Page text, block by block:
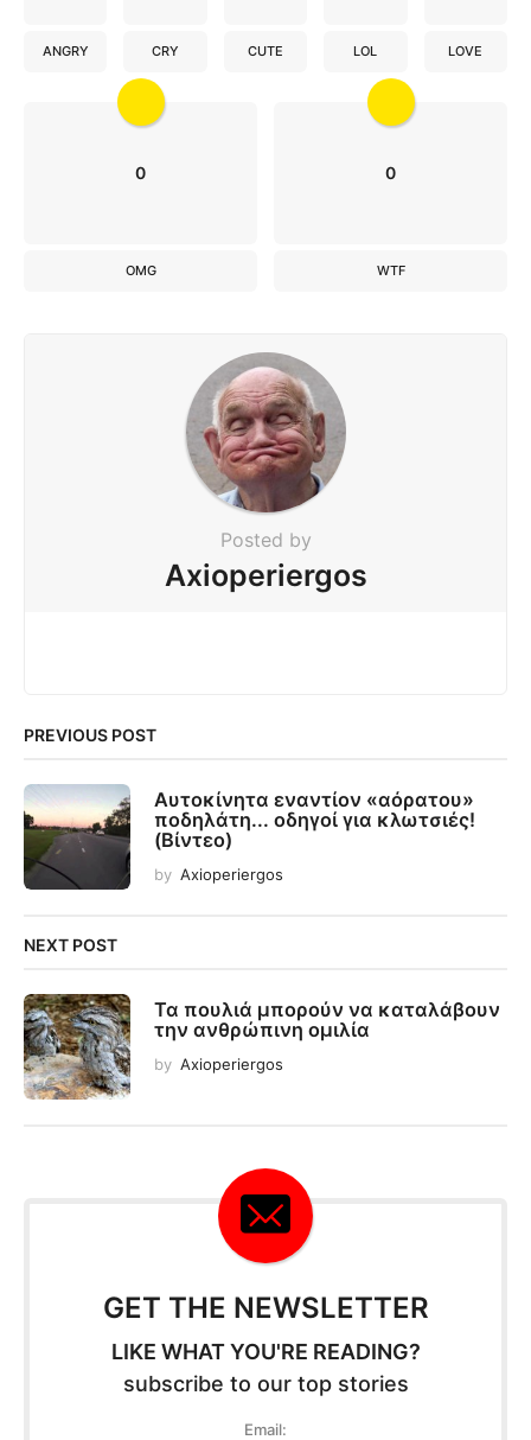
ANGRY CRY CUTE LOL LOVE
0
OMG
0
WTF
Posted by
Axioperiergos
PREVIOUS POST
Αυτοκίνητα εναντίον «αόρατου»
ποδηλάτη... οδηγοί για κλωτσιές!
(Βίντεο)
by Axioperiergos
NEXT POST
Τα πουλιά μπορούν να καταλάβουν
την ανθρώπινη ομιλία
by Axioperiergos
GET THE NEWSLETTER
LIKE WHAT YOU'RE READING?
subscribe to our top stories
Email: